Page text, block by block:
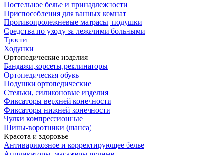
Постельное белье и принадлежности
Приспособления для ванных комнат
Противопролежневые матрасы, подушки
Средства по уходу за лежачими больными
Трости
Ходунки
Ортопедические изделия
Бандажи,корсеты,реклинаторы
Ортопедическая обувь
Подушки ортопедические
Стельки, силиконовые изделия
Фиксаторы верхней конечности
Фиксаторы нижней конечности
Чулки компрессионные
Шины-воротники (шанса)
Красота и здоровье
Антиварикозное и корректирующее белье